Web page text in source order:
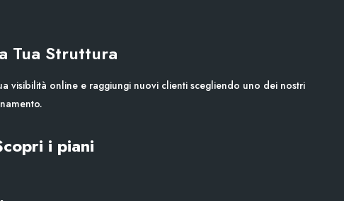
Tua Struttura
visibilità online e raggiungi nuovi clienti scegliendo uno dei nostri
i piani